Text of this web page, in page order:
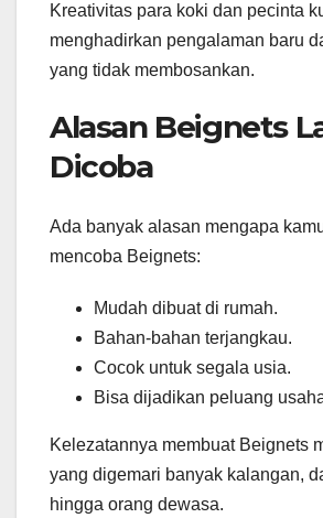
Kreativitas para koki dan pecinta
menghadirkan pengalaman baru
yang tidak membosankan.
Alasan Beignets
Dicoba
Ada banyak alasan mengapa
mencoba Beignets:
Mudah dibuat di rumah.
Bahan-bahan terjangkau.
Cocok untuk segala usia.
Bisa dijadikan peluang
Kelezatannya membuat Beignets
yang digemari banyak kalangan,
hingga orang dewasa.